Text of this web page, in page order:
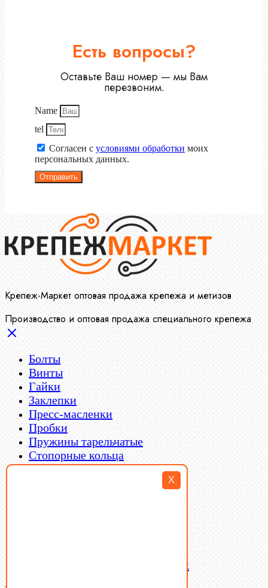
X
Есть вопросы?
Оставьте Ваш номер — мы Вам
перезвоним.
Name
tel
Согласен с условиями обработки моих
персональных данных.
Отправить
Крепеж-Маркет оптовая продажа крепежа и метизов
Производство и оптовая продажа специального крепежа
Болты
Винты
Гайки
Заклепки
Пресс-масленки
Пробки
Пружины тарельчатые
Стопорные кольца
Такелаж
Латунный и бронзовый крепеж